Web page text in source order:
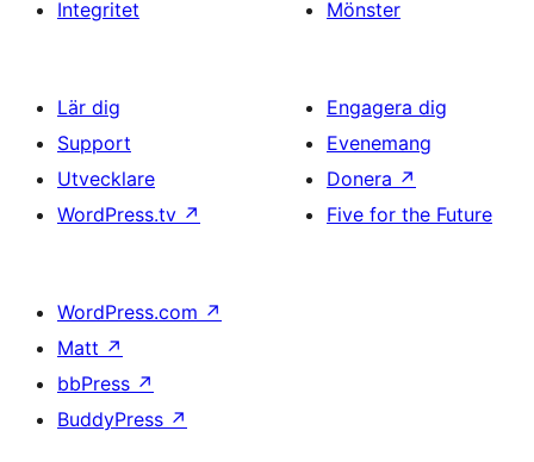
Integritet
Mönster
Lär dig
Support
Utvecklare
WordPress.tv ↗
Engagera dig
Evenemang
Donera ↗
Five for the Future
WordPress.com ↗
Matt ↗
bbPress ↗
BuddyPress ↗